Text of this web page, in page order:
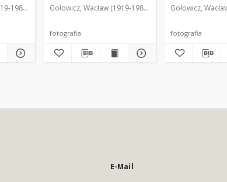
1983). Oprac.Gołowicz, Wacław (1919-1983). Fot.
fotografia
Gołowicz,
fotografia
E-Mail